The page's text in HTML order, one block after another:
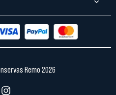
Remo 2026